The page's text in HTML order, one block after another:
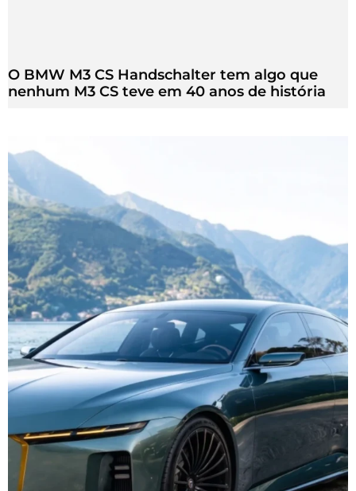
O BMW M3 CS Handschalter tem algo que
nenhum M3 CS teve em 40 anos de história